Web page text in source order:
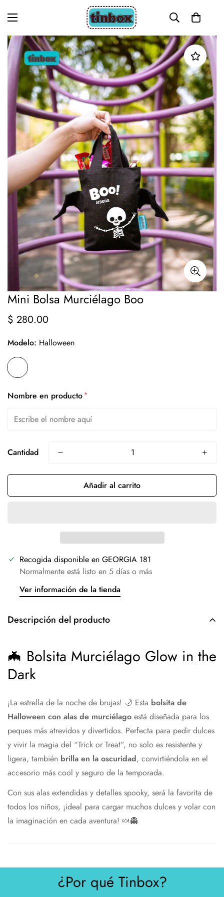
Mini Bolsa Murciélago Boo
Precio
$ 280.00
Modelo: Halloween
Nombre en producto *
Cantidad
Añadir al carrito
Recogida disponible en GEORGIA 181
Normalmente está listo en 5 días o más
Ver información de la tienda
Descripción del producto
🦇 Bolsita Murciélago Glow in the
Dark
¡La estrella de la noche de brujas! 🌙 Esta bolsita de
Halloween con alas de murciélago está diseñada para los
peques más atrevidos y divertidos. Perfecta para pedir dulces
y vivir la magia del “Trick or Treat”, no solo es resistente y
ligera, también brilla en la oscuridad, convirtiéndola en el
accesorio más cool y seguro de la temporada.
Con sus alas extendidas y detalles spooky, será la favorita de
todos los niños, ¡ideal para cargar muchos dulces y volar con
la imaginación en cada aventura! 🍬👻
¿Por qué Tinbox?